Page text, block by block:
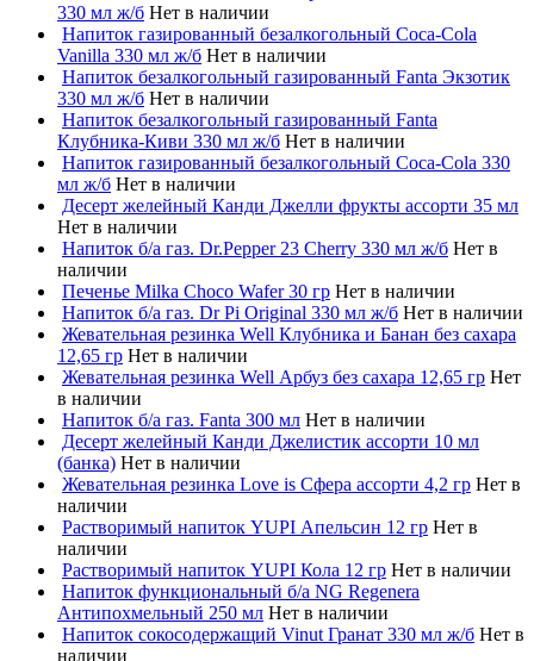
330 мл ж/б Нет в наличии
Напиток газированный безалкогольный Coca-Cola
Vanilla 330 мл ж/б Нет в наличии
Напиток безалкогольный газированный Fanta Экзотик
330 мл ж/б Нет в наличии
Напиток безалкогольный газированный Fanta
Клубника-Киви 330 мл ж/б Нет в наличии
Напиток газированный безалкогольный Coca-Cola 330
мл ж/б Нет в наличии
Десерт желейный Канди Джелли фрукты ассорти 35 мл
Нет в наличии
Напиток б/а газ. Dr.Pepper 23 Cherry 330 мл ж/б Нет в
наличии
Печенье Milka Choco Wafer 30 гр Нет в наличии
Напиток б/а газ. Dr Pi Original 330 мл ж/б Нет в наличии
Жевательная резинка Well Клубника и Банан без сахара
12,65 гр Нет в наличии
Жевательная резинка Well Арбуз без сахара 12,65 гр Нет
в наличии
Напиток б/а газ. Fanta 300 мл Нет в наличии
Десерт желейный Канди Джелистик ассорти 10 мл
(банка) Нет в наличии
Жевательная резинка Love is Сфера ассорти 4,2 гр Нет в
наличии
Растворимый напиток YUPI Апельсин 12 гр Нет в
наличии
Растворимый напиток YUPI Кола 12 гр Нет в наличии
Напиток функциональный б/а NG Regenera
Антипохмельный 250 мл Нет в наличии
Напиток сокосодержащий Vinut Гранат 330 мл ж/б Нет в
наличии